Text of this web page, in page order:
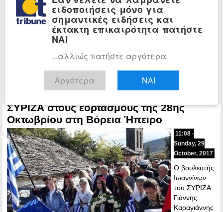
που ύψωσε
χωριό Βουλιαράτες στην Αλβανία, ύστερα…
ΣΥΡΙΖΑ στους εορτασμούς της 28ης
Οκτωβρίου στη Βόρεια Ήπειρο
11:08 -
Sunday, 29
October, 2017
Ο βουλευτής
Ιωαννίνων
του ΣΥΡΙΖΑ
Γιάννης
Καραγιάννης
ειδοποιήσεις μόνο για
σημαντικές ειδήσεις και
έκτακτη επικαιρότητα πατήστε
ΝΑΙ
...αλλιώς πατήστε αργότερα
Αργότερα ΝΑΙ